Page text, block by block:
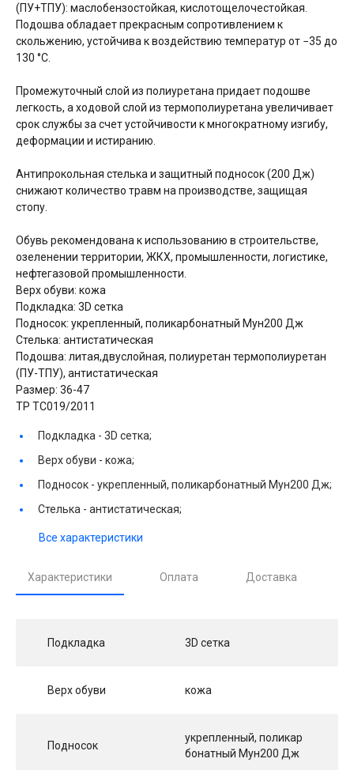
(ПУ+ТПУ): маслобензостойкая, кислотощелочестойкая.
Подошва обладает прекрасным сопротивлением к
скольжению, устойчива к воздействию температур от −35 до
130 °C.
Промежуточный слой из полиуретана придает подошве
легкость, а ходовой слой из термополиуретана увеличивает
срок службы за счет устойчивости к многократному изгибу,
деформации и истиранию.
Антипрокольная стелька и защитный подносок (200 Дж)
снижают количество травм на производстве, защищая
стопу.
Обувь рекомендована к использованию в строительстве,
озеленении территории, ЖКХ, промышленности, логистике,
нефтегазовой промышленности.
Верх обуви: кожа
Подкладка: 3D сетка
Подносок: укрепленный, поликарбонатный Мун200 Дж
Стелька: антистатическая
Подошва: литая,двуслойная, полиуретан термополиуретан
(ПУ-ТПУ), антистатическая
Размер: 36-47
ТР ТС019/2011
Подкладка - 3D сетка;
Верх обуви - кожа;
Подносок - укрепленный, поликарбонатный Мун200 Дж;
Стелька - антистатическая;
Все характеристики
Характеристики Оплата Доставка
Подкладка 3D сетка
Верх обуви кожа
Подносок
укрепленный, поликар
бонатный Мун200 Дж